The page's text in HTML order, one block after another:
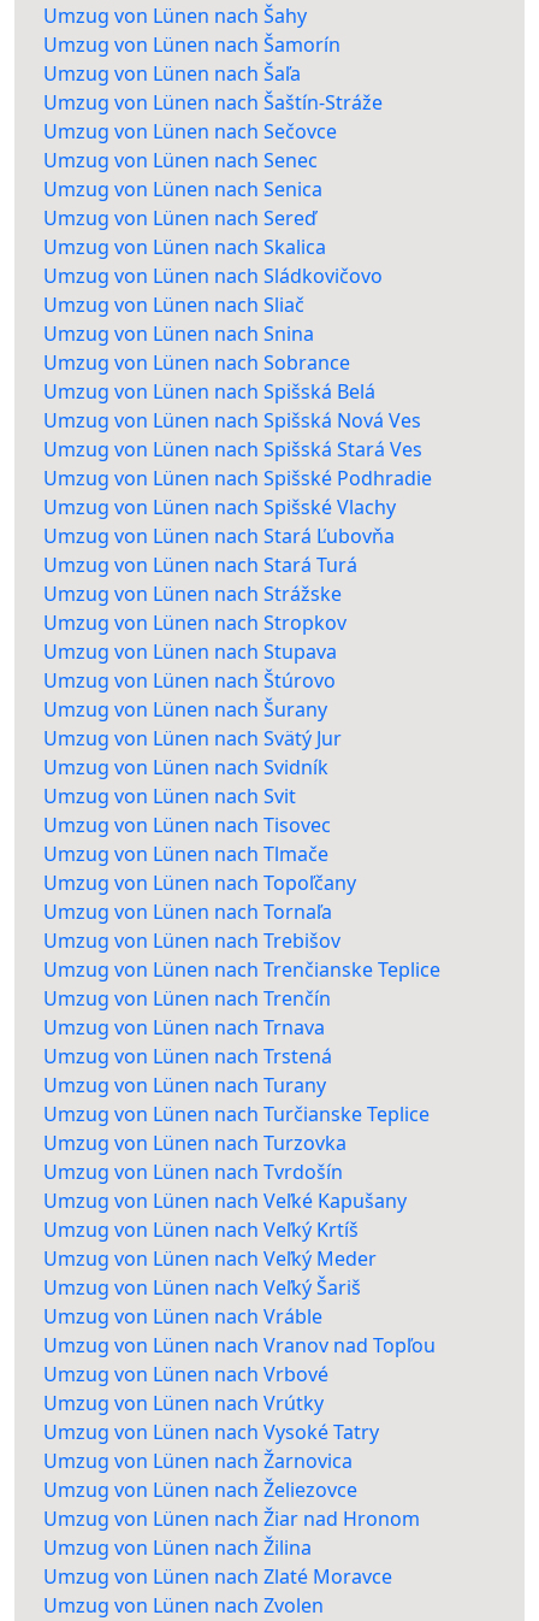
Umzug von Lünen nach Šahy
Umzug von Lünen nach Šamorín
Umzug von Lünen nach Šaľa
Umzug von Lünen nach Šaštín-Stráže
Umzug von Lünen nach Sečovce
Umzug von Lünen nach Senec
Umzug von Lünen nach Senica
Umzug von Lünen nach Sereď
Umzug von Lünen nach Skalica
Umzug von Lünen nach Sládkovičovo
Umzug von Lünen nach Sliač
Umzug von Lünen nach Snina
Umzug von Lünen nach Sobrance
Umzug von Lünen nach Spišská Belá
Umzug von Lünen nach Spišská Nová Ves
Umzug von Lünen nach Spišská Stará Ves
Umzug von Lünen nach Spišské Podhradie
Umzug von Lünen nach Spišské Vlachy
Umzug von Lünen nach Stará Ľubovňa
Umzug von Lünen nach Stará Turá
Umzug von Lünen nach Strážske
Umzug von Lünen nach Stropkov
Umzug von Lünen nach Stupava
Umzug von Lünen nach Štúrovo
Umzug von Lünen nach Šurany
Umzug von Lünen nach Svätý Jur
Umzug von Lünen nach Svidník
Umzug von Lünen nach Svit
Umzug von Lünen nach Tisovec
Umzug von Lünen nach Tlmače
Umzug von Lünen nach Topoľčany
Umzug von Lünen nach Tornaľa
Umzug von Lünen nach Trebišov
Umzug von Lünen nach Trenčianske Teplice
Umzug von Lünen nach Trenčín
Umzug von Lünen nach Trnava
Umzug von Lünen nach Trstená
Umzug von Lünen nach Turany
Umzug von Lünen nach Turčianske Teplice
Umzug von Lünen nach Turzovka
Umzug von Lünen nach Tvrdošín
Umzug von Lünen nach Veľké Kapušany
Umzug von Lünen nach Veľký Krtíš
Umzug von Lünen nach Veľký Meder
Umzug von Lünen nach Veľký Šariš
Umzug von Lünen nach Vráble
Umzug von Lünen nach Vranov nad Topľou
Umzug von Lünen nach Vrbové
Umzug von Lünen nach Vrútky
Umzug von Lünen nach Vysoké Tatry
Umzug von Lünen nach Žarnovica
Umzug von Lünen nach Želiezovce
Umzug von Lünen nach Žiar nad Hronom
Umzug von Lünen nach Žilina
Umzug von Lünen nach Zlaté Moravce
Umzug von Lünen nach Zvolen